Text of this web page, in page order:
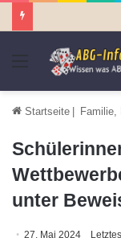
Menü
Startseite | Familie,
unter
27. Mai 2024